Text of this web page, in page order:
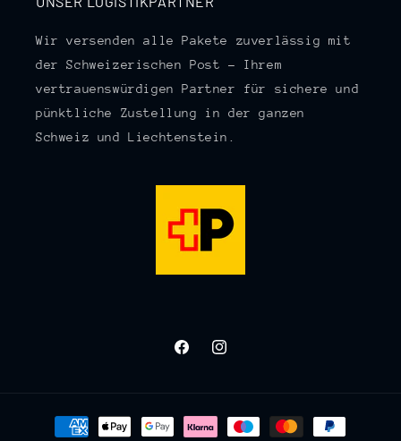
Wir versenden alle Pakete zuverlässig mit
der Schweizerischen Post – Ihrem
vertrauenswürdigen Partner für sichere und
pünktliche Zustellung in der ganzen
Schweiz und Liechtenstein.
FacebookInstagram
Zahlungsmethoden